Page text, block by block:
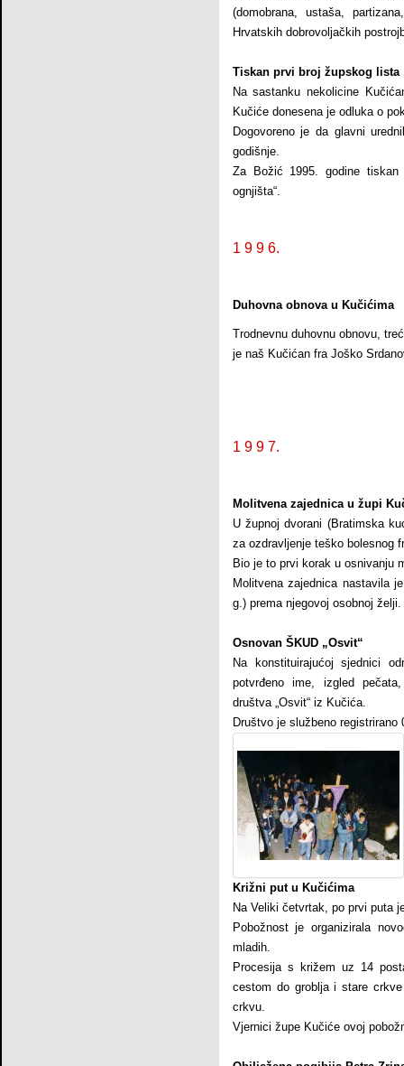
(domobrana, ustaša,
Hrvatskih dobrovoljačkih
Tiskan prvi broj župskog lista
Na sastanku nekolicine
Kučiće donesena je odluka o
Dogovoreno je da glavni
godišnje.
Za Božić 1995. godine
ognjišta“.
1 9 9 6.
Duhovna obnova u Kučićima
Trodnevnu duhovnu obnovu,
je naš Kučićan fra Joško
1 9 9 7.
Molitvena zajednica u župi
U župnoj dvorani (Bratimska
za ozdravljenje teško bolesnog
Bio je to prvi korak u osnivanju
Molitvena zajednica nastavila
g.) prema njegovoj osobnoj želji.
Osnovan ŠKUD „Osvit“
Na konstituirajućoj sjednici
potvrđeno ime, izgled
društva „Osvit“ iz Kučića.
Društvo je službeno registrirano
Križni put u Kučićima
Na Veliki četvrtak, po prvi puta
Pobožnost je organizirala
mladih.
Procesija s križem uz 14
cestom do groblja i stare
crkvu.
Vjernici župe Kučiće ovoj